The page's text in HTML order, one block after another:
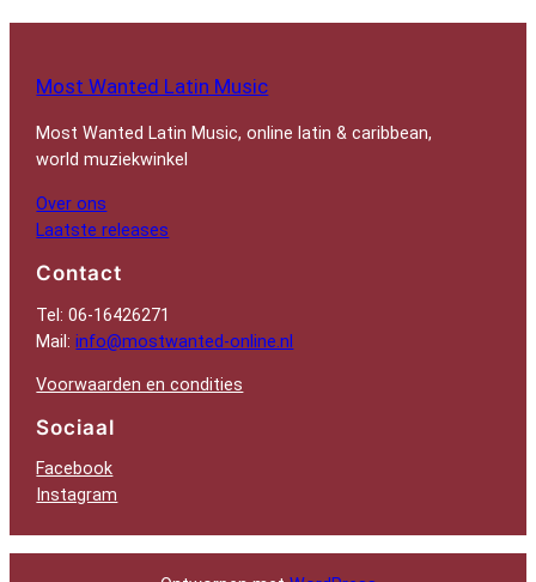
Most Wanted Latin Music
Most Wanted Latin Music, online latin & caribbean,
world muziekwinkel
Over ons
Laatste releases
Contact
Tel: 06-16426271
Mail:info@mostwanted-online.nl
Voorwaarden en condities
Sociaal
Facebook
Instagram